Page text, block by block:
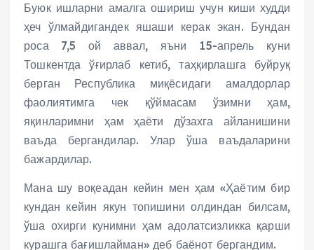
Буюк ишларни амалга ошириш учун киши худди
ҳеч ўлмайдигандек яшаши керак экан. Бундан
роса 7,5 ой аввал, яъни 15-апрель куни
Тошкентда ўғирлаб кетиб, таҳқирлашга буйруқ
берган Республика миқёсидаги амалдорлар
фаолиятимга чек қўймасам ўзимни ҳам,
яқинларимни ҳам ҳаёти дўзахга айланишини
ваъда бергандилар. Улар ўша ваъдаларини
бажардилар.
Мана шу воқеадан кейин мен ҳам «Ҳаётим бир
кундан кейин якун топишини олдиндан билсам,
ўша охирги кунимни ҳам адолатсизликка қарши
курашга бағишлайман» деб баёнот бергандим.